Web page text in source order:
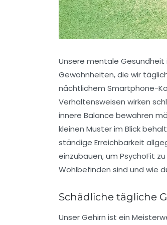
Unsere mentale
Gewohnheiten, die wir
nächtlichem Smartphone-
Verhaltensweisen wirken
innere Balance bewahren
kleinen Muster im Blick
ständige Erreichbarkeit
einzubauen, um PsychoFit
Wohlbefinden sind und wie
Schädliche tägliche
Unser Gehirn ist ein